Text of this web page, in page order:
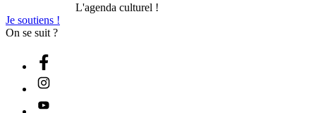
L'agenda culturel !
Je soutiens !
On se suit ?